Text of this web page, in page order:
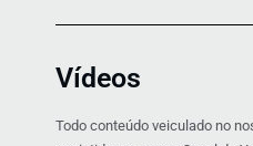
Vídeos
Todo conteúdo veiculado no